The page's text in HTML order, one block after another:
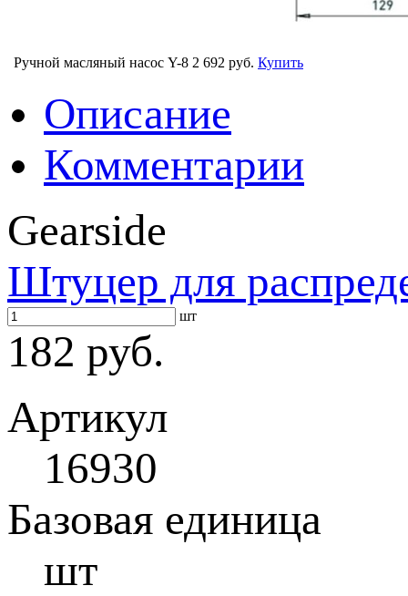
Ручной масляный насос Y-8 2 692 руб. Купить
Описание
Комментарии
Gearside
Штуцер для
шт
182 руб.
Артикул
16930
Базовая единица
шт